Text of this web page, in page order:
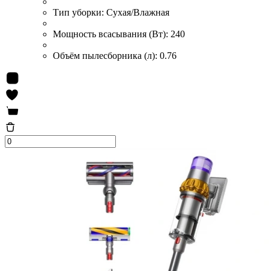
Тип уборки: Сухая/Влажная
Мощность всасывания (Вт): 240
Объём пылесборника (л): 0.76